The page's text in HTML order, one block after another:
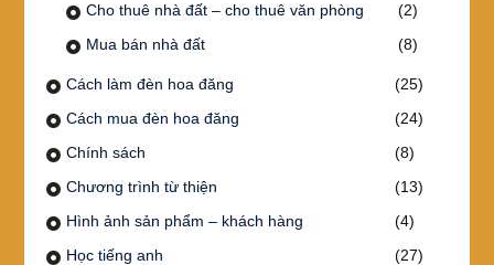
Cho thuê nhà đất – cho thuê văn phòng
(2)
Mua bán nhà đất
(8)
Cách làm đèn hoa đăng
(25)
Cách mua đèn hoa đăng
(24)
Chính sách
(8)
Chương trình từ thiện
(13)
Hình ảnh sản phẩm – khách hàng
(4)
Học tiếng anh
(27)